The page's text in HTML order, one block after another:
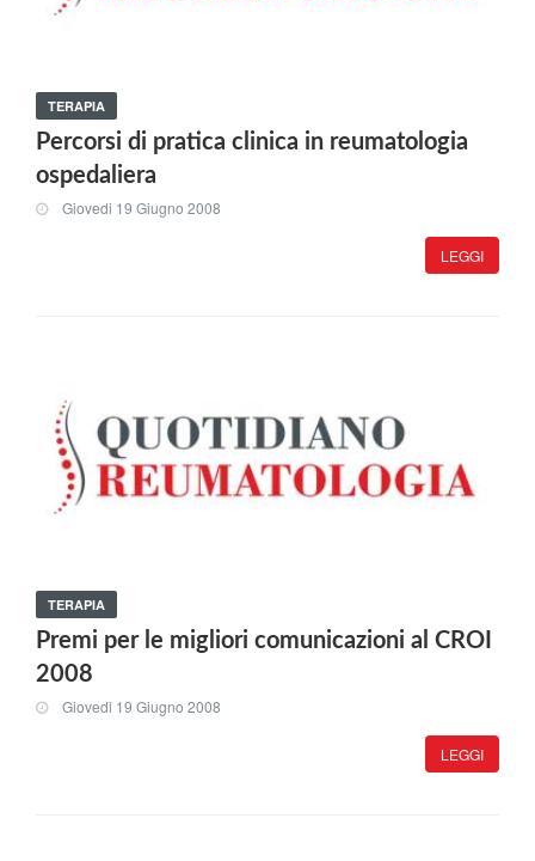
TERAPIA
Percorsi di pratica clinica in reumatologia
ospedaliera
Giovedi 19 Giugno 2008
LEGGI
TERAPIA
Premi per le migliori comunicazioni al CROI
2008
Giovedi 19 Giugno 2008
LEGGI